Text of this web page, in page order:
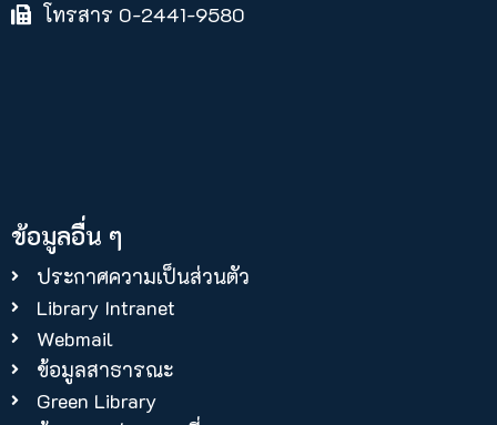
โทรสาร 0-2441-9580
ข้อมูลอื่น ๆ
ประกาศความเป็นส่วนตัว
Library Intranet
Webmail
ข้อมูลสาธารณะ
Green Library